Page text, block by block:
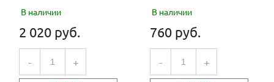
В наличии
2 020 руб.
- +
В наличии
760 руб.
- +